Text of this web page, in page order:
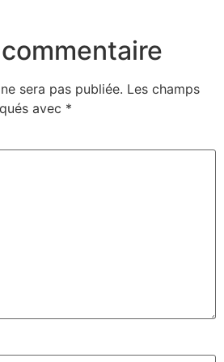
sera pas publiée. Les champs
avec *